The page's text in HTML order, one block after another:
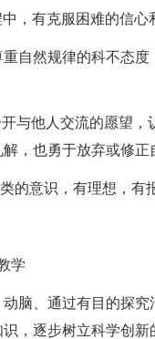
，有克服困难的信心
自然规律的科不态
与他人交流的愿望，
，也勇于放弃或修正
的意识，有理想，有
学
脑、通过有目的探
，逐步树立科学创新